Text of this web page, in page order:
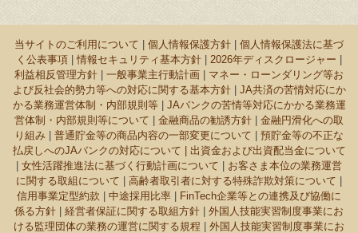
当サイトのご利用について 個人情報保護方針
個人情報保護法に基づ
く公表事項
情報セキュリティ基本方針 2026年ディスクロージャー
利益相反管理方針
一般事業主行動計画
マネー・ローンダリング等お
よび反社会的勢力等への対応に関する基本方針| JA共済の苦情対応にか
かる業務運営体制・内部規則等| JAバンクの苦情等対応にかかる業務運
営体制・内部規則等について
金融商品の勧誘方針
金融円滑化への取
り組み
普通貯金等の商品内容の一部変更について
預貯金等の不正な
払戻しへのJAバンクの対応について | 出資金および出資配当金について
女性活躍推進法に基づく行動計画について
お客さま本位の業務運営
に関する取組について
高齢者取引者に対する特殊詐欺対策について
信用事業定型約款
中途採用比率
FinTech企業等との連携及び協働に
係る方針
経営者保証に関する取組方針
外国人技能実習制度事業にお
ける監理団体の業務の運営に関する規程
外国人技能実習制度事業にお